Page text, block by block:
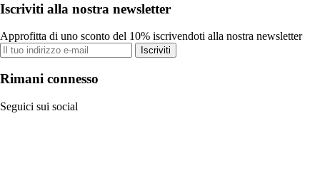
Iscriviti alla nostra newsletter
Approfitta di uno sconto del 10% iscrivendoti alla nostra newsletter
Iscriviti
Rimani connesso
Seguici sui social